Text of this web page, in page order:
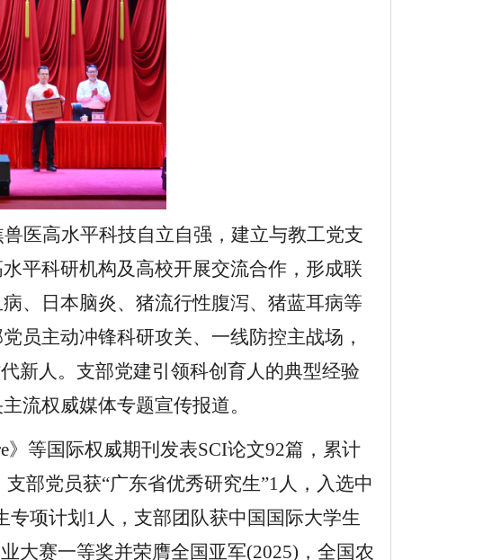
医高水平科技自立自强 ，建立与教工党支
水平科研机构及高校开展交流合作，形成联
、 日本脑炎、 猪流行性腹泻、猪蓝耳病等
员主动冲锋科研攻关、一线防控主战场，
新人。 支部党建引领科创育人的典型经验
流权威媒体专题宣传报道。
等国际权威期刊发表SCI论文92篇，累计
部党员获“广东省优秀研究生”1人，入选中
项计划1人，支部团队获中国国际大学生
大赛一等奖并荣膺全国亚军(2025)，全国农